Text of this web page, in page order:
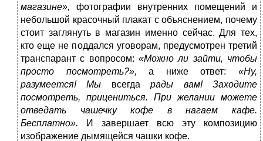
магазине», фотографии внутренних помещений и
небольшой красочный плакат с объяснением, почему
стоит заглянуть в магазин именно сейчас. Для тех,
кто еще не поддался уговорам, предусмотрен третий
транспарант с вопросом: «Можно ли зайти, чтобы
просто посмотреть?»,а ниже ответ:«Ну,
разумеется! Мы всегдарады вам! Заходите
посмотреть, прицениться. При желании можете
отведать чашечку кофе в нагаем кафе.
Бесплатно».
И завершает всю эту композицию
изображение дымящейся чашки кофе.